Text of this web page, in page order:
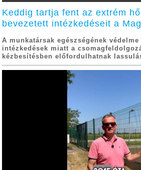
Keddig tartja fent az extrém
bevezetett intézkedéseit a
A munkatársak egészségének
intézkedések miatt a
kézbesítésben előfordulhatnak